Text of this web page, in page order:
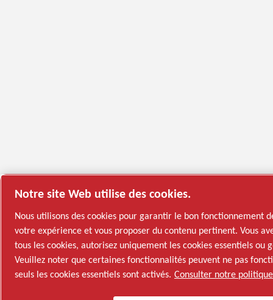
Notre site Web utilise des cookies.
Nous utilisons des cookies pour garantir le bon fonctionnement
votre expérience et vous proposer du contenu pertinent. Vous
tous les cookies, autorisez uniquement les cookies essentiels ou
Veuillez noter que certaines fonctionnalités peuvent ne pas
seuls les cookies essentiels sont activés. Consulter notre